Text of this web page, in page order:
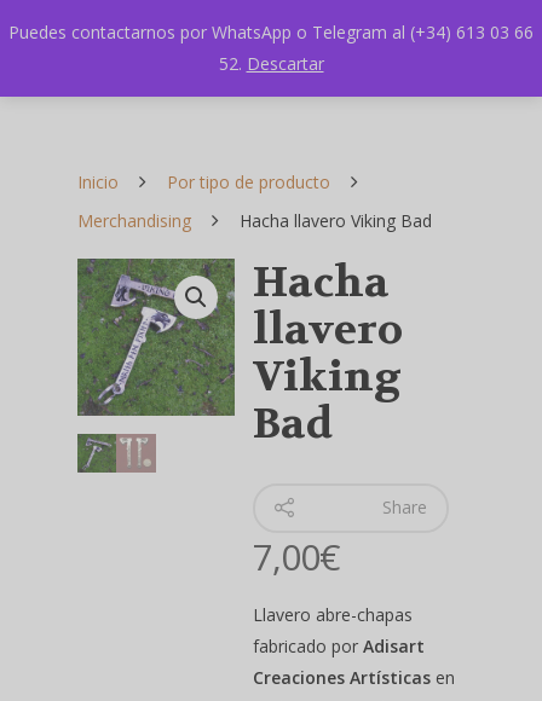
Inicio
Por tipo de producto
Merchandising
Hacha llavero Viking Bad
Hacha
llavero
Viking
Bad
Share
7,00€
Llavero abre-chapas
fabricado por Adisart
Creaciones Artísticasen
Puedes contactarnos por WhatsApp o Telegram al (+34) 613 03 66
52. Descartar